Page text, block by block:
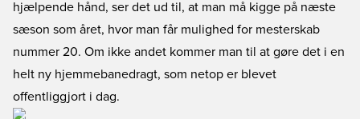
hjælpende hånd, ser det ud til, at man må kigge på næste
sæson som året, hvor man får mulighed for mesterskab
nummer 20. Om ikke andet kommer man til at gøre det i en
helt ny hjemmebanedragt, som netop er blevet
offentliggjort i dag.